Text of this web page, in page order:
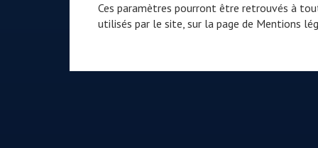
Ces paramètres pourront être retrouvés à
utilisés par le site, sur la page de Mentions